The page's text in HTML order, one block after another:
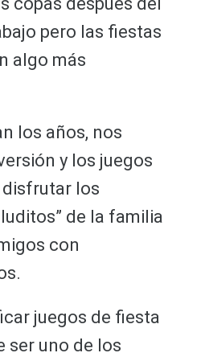
pero las fiestas
algo más
los años, nos
y los juegos
disfrutar los
de la familia
con
juegos de fiesta
ser uno de los